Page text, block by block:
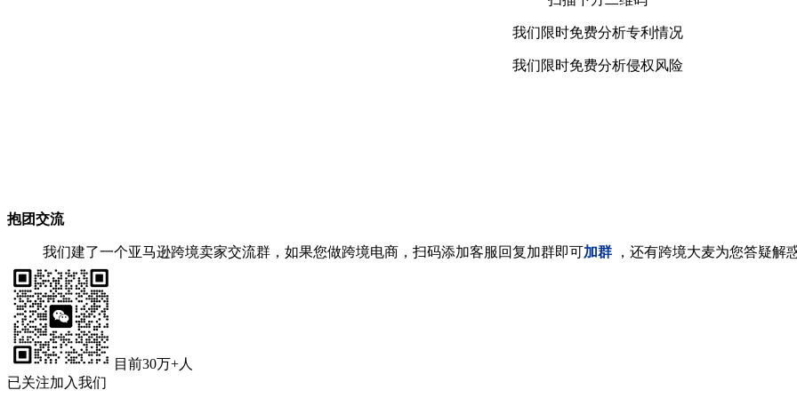
我们限时免费分析专利情况
我们限时免费分析侵权风险
抱团交流
我们建了一个亚马逊跨境卖家交流群，如果您做跨境电商，扫码添加客服回复加群即可加群 ，还有跨境大麦为您答疑解
目前30万+人
已关注加入我们